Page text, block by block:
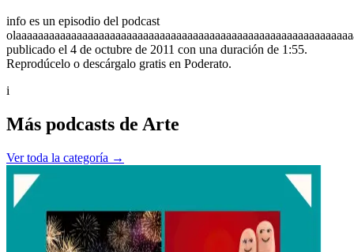
info es un episodio del podcast
publicado el 4 de octubre de 2011 con una duración de 1:55.
Reprodúcelo o descárgalo gratis en Poderato.
i
Más podcasts de Arte
Ver toda la categoría →